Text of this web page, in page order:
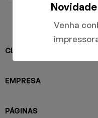
CLIENTES
EMPRESA
PÁGINAS
Venha